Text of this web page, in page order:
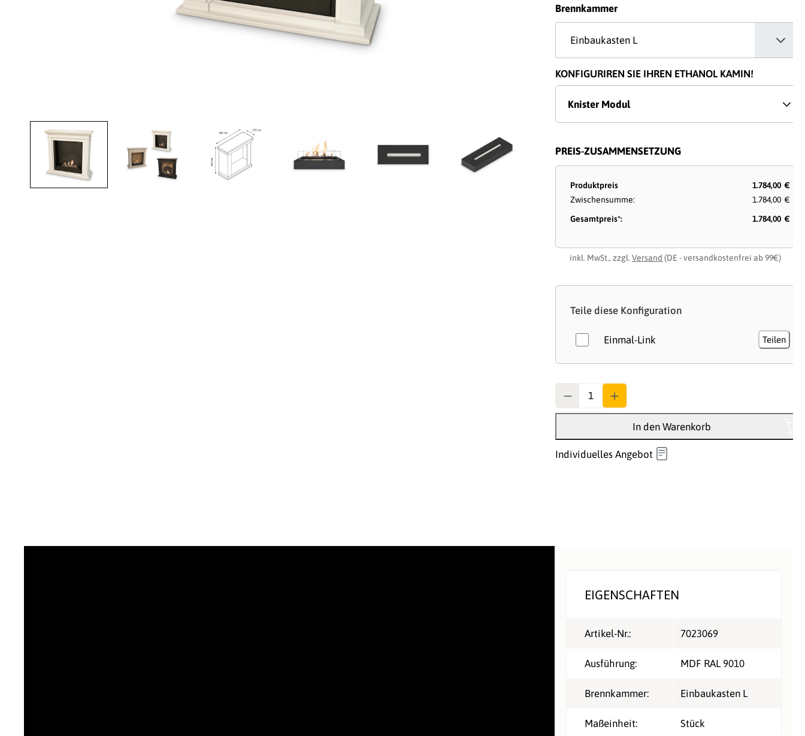
Brennkammerauswählen
KONFIGURIREN SIE IHREN ETHANOL KAMIN!
Knister Modul
PREIS-ZUSAMMENSETZUNG
Produktpreis
1.784,00 €
Zwischensumme:
1.784,00 €
Gesamtpreis*:
1.784,00 €
inkl. MwSt., zzgl.Versand (DE - versandkostenfrei ab 99€)
Teile diese Konfiguration
Einmal-Link Teilen
In den Warenkorb
Individuelles Angebot
EIGENSCHAFTEN
Artikel-Nr.: 7023069
Ausführung: MDF RAL 9010
Brennkammer: Einbaukasten L
Maßeinheit: Stück